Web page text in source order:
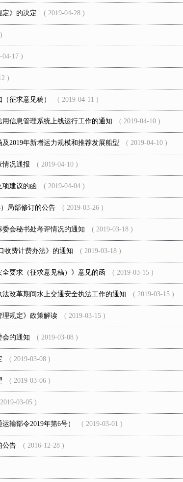
定》的决定 ( 2019-04-28 )
17 )
)
征求意见稿） ( 2019-04-11 )
信息管理系统上线运行工作的通知 ( 2019-04-10 )
2019年新增运力规模和推荐发展船型 ( 2019-04-10 )
情况通报 ( 2019-04-10 )
项建议的函 ( 2019-04-04 )
局部修订的公告( 2019-03-26 )
会秘书处考评情况的通知 ( 2019-03-18 )
收费计费办法》的通知 ( 2019-03-18 )
要求（征求意见稿）》意见的函 ( 2019-03-15 )
改革期间水上交通安全执法工作的通知 ( 2019-03-15 )
规定》政策解读( 2019-03-15 )
会的通知 ( 2019-03-08 )
( 2019-03-08 )
( 2019-03-06 )
03-05 )
输部令2019年第6号） ( 2019-03-01 )
公告( 2016-12-28 )